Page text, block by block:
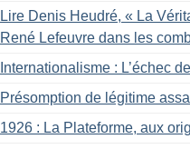
Lire Denis Heudré, « La
René Lefeuvre dans les
Internationalisme : L’échec
Présomption de légitime
1926 : La Plateforme, aux